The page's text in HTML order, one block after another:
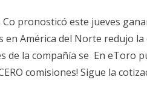
Co pronosticó este jueves
en América del Norte redujo
de la compañía se En eToro
comisiones! Sigue la